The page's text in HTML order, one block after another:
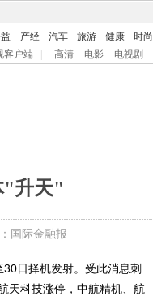
产经 汽车 旅游 健康 时尚
客户端 高清 电影 电视剧
"升天"
国际金融报
日择机发射。受此消息刺
天科技涨停，中航精机、航